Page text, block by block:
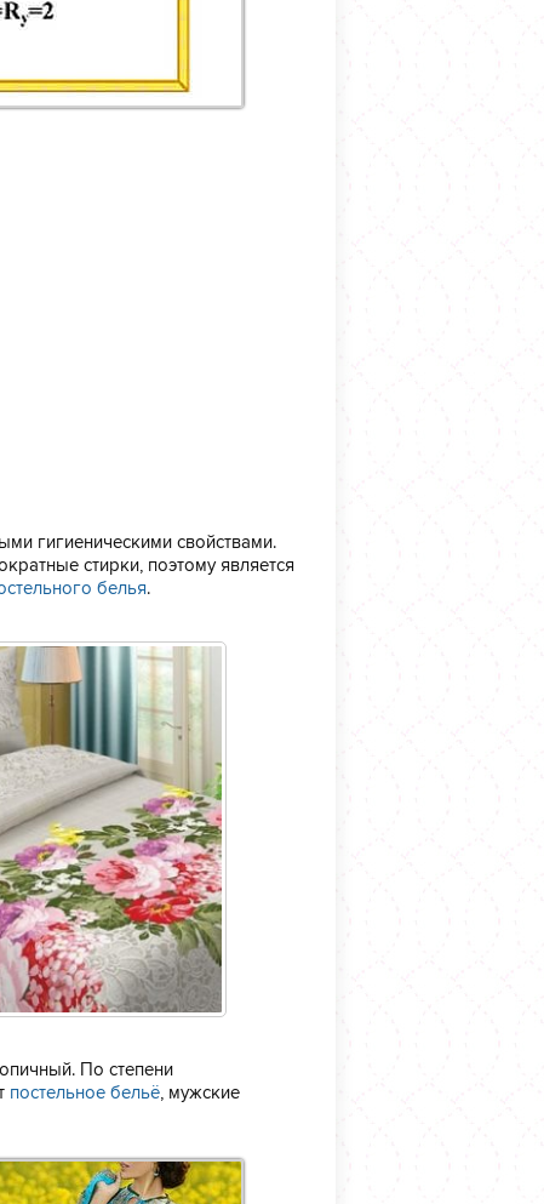
гигиеническими свойствами.
стирки, поэтому является
белья.
По степени
постельное бельё , мужские